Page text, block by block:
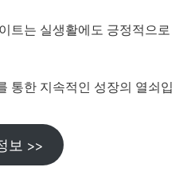
트는 실생활에도 긍정적으로
통한 지속적인 성장의 열쇠입
보 >>